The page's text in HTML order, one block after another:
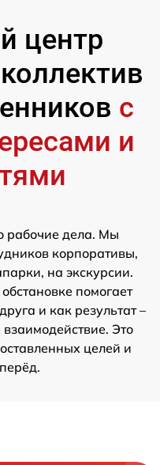
центр
с
и
рабочие дела. Мы
корпоративы,
на экскурсии.
помогает
и как результат –
Это
целей и